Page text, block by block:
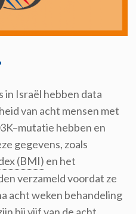
in Israël hebben data
van acht mensen met
–mutatie hebben en
gegevens, zoals
(BMI) en het
verzameld voordat ze
acht weken behandeling